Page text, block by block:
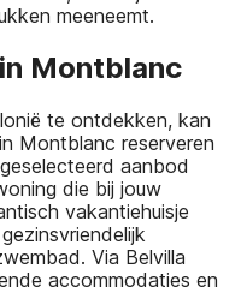
meeneemt.
Montblanc
te ontdekken, kan
Montblanc reserveren
aanbod
die bij jouw
vakantiehuisje
Via Belvilla
accommodaties en